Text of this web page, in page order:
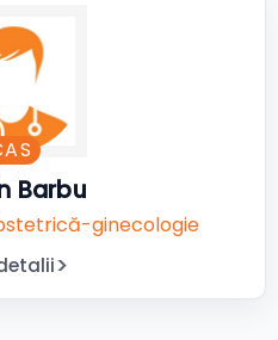
Barbu
ginecologie